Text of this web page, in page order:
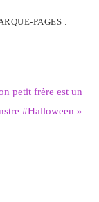
PAGES :
petit frère est un
#Halloween»